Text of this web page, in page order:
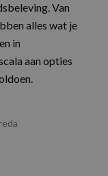
Van
alles wat je
in
aan opties